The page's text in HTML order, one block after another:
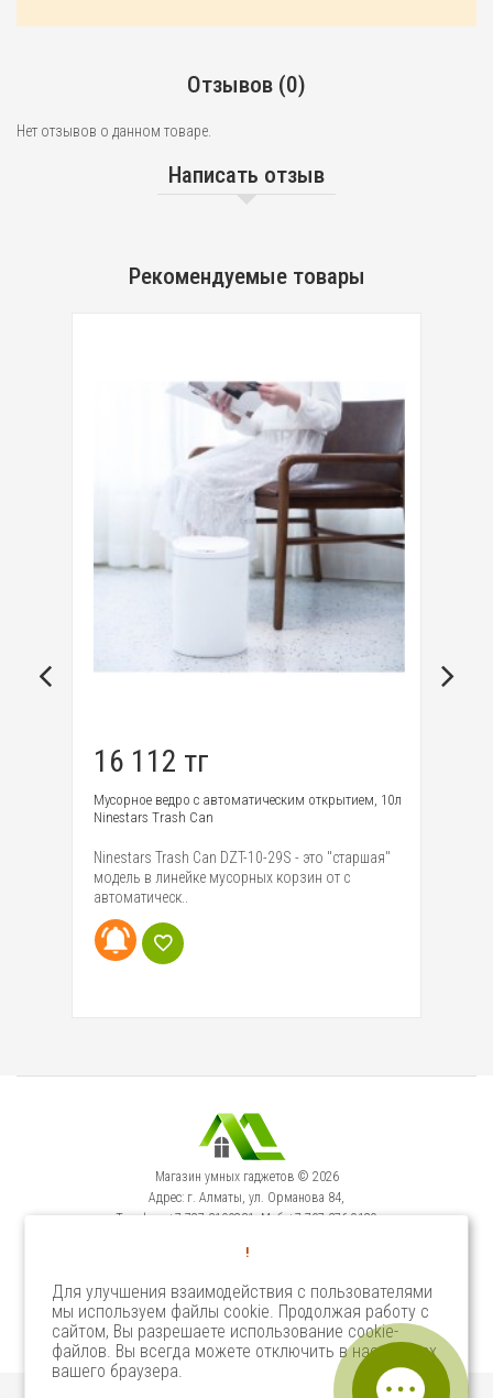
Отзывов (0)
Нет отзывов о данном товаре.
Написать отзыв
Рекомендуемые товары
16 112 тг
Мусорное ведро с автоматическим открытием, 10л
Ninestars Trash Can
Ninestars Trash Can DZT-10-29S - это "старшая"
модель в линейке мусорных корзин от с
автоматическ..
Магазин умных гаджетов © 2026
Адрес: г. Алматы, ул. Орманова 84,
Телефон: +7-727-3100231, Моб: +7-707-376-9129
Сервисный Центр: г. Алматы, ул. Орманова 84.
Select Language ▼
!
Для улучшения взаимодействия с пользователями
мы используем файлы cookie. Продолжая работу с
сайтом, Вы разрешаете использование cookie-
файлов. Вы всегда можете отключить в настройках
вашего браузера.